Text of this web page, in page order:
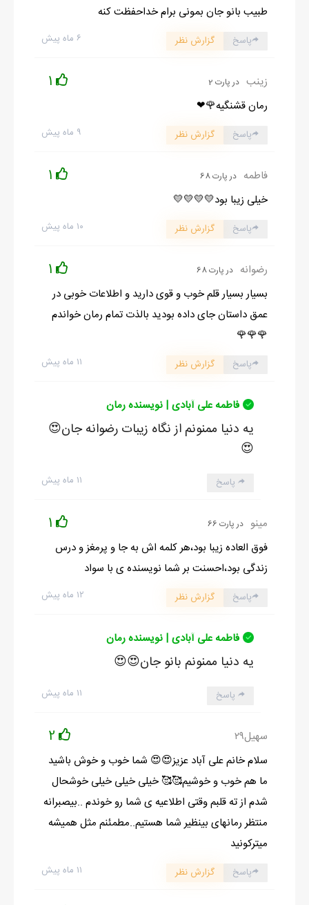
طبیب بانو جان بمونی برام خداحفظت کنه
۶ ماه پیش پاسخ گزارش نظر
زینب در پارت 2 1
رمان قشنگیه🌹❤
۹ ماه پیش پاسخ گزارش نظر
فاطمه در پارت 68 1
خیلی زیبا بود💛💛💛💛
۱۰ ماه پیش پاسخ گزارش نظر
رضوانه در پارت 68 1
بسیار بسیار قلم خوب و قوی دارید و اطلاعات خوبی در
عمق داستان جای داده بودید بالذت تمام رمان خواندم
🌹🌹🌹
۱۱ ماه پیش پاسخ گزارش نظر
فاطمه علی آبادی | نویسنده رمان
یه دنیا ممنونم از نگاه زیبات رضوانه جان😍
😍
۱۱ ماه پیش پاسخ
مینو در پارت 66 1
فوق العاده زیبا بود،هر کلمه اش به جا و پرمغز و درس
زندگی بود،احسنت بر شما نویسنده ی با سواد
۱۲ ماه پیش پاسخ گزارش نظر
فاطمه علی آبادی | نویسنده رمان
یه دنیا ممنونم بانو جان😍😍
۱۱ ماه پیش پاسخ
سهیل۲۹ 2
سلام خانم علی آباد عزیز😍😍 شما خوب و خوش باشید
ما هم خوب و خوشیم🥰🥰 خیلی خیلی خیلی خوشحال
شدم از ته قلبم وقتی اطلاعیه ی شما رو خوندم ..بیصبرانه
منتظر رمانهای بینظیر شما هستیم..مطمئنم مثل همیشه
میترکونید
۱۱ ماه پیش پاسخ گزارش نظر